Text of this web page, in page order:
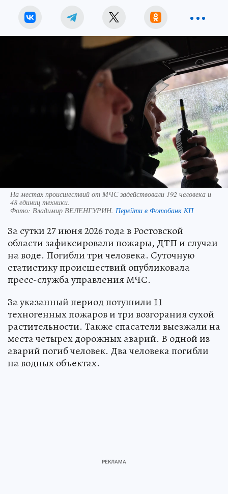
На местах происшествий от МЧС задействовали 192 человека и
48 единиц техники.
Фото: Владимир ВЕЛЕНГУРИН. Перейти в Фотобанк КП
За сутки 27 июня 2026 года в Ростовской
области зафиксировали пожары, ДТП и случаи
на воде. Погибли три человека. Суточную
статистику происшествий опубликовала
пресс-служба управления МЧС.
За указанный период потушили 11
техногенных пожаров и три возгорания сухой
растительности. Также спасатели выезжали на
места четырех дорожных аварий. В одной из
аварий погиб человек. Два человека погибли
на водных объектах.